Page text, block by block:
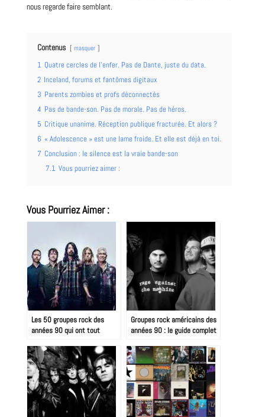
nous regarde faire semblant.
Contenus masquer
1 Quatre cercles de l’enfer. Pas de Dante, juste du data.
2 Inceland, forums et fantômes digitaux
3 Parents zombies et profs déconnectés
4 Pas de bande-son. Pas de morale. Pas de héros.
5 Critique unanime. Réception publique fracturée. Et alors ?
6 « Adolescence » est une lame froide. Et elle est déjà en toi.
7 Conclusion : le silence est la vraie bande-son
7.1 Vous pourriez aimer :
Vous Pourriez Aimer :
Les 50 groupes rock des
années 90 qui ont tout
Groupes rock américains des
années 90 : le guide complet